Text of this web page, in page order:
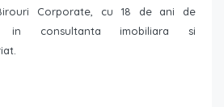
Corporate, cu 18 de ani de
in consultanta imobiliara si